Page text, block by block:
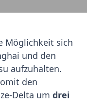
Möglichkeit sich
und den
aufzuhalten.
den
Delta um drei